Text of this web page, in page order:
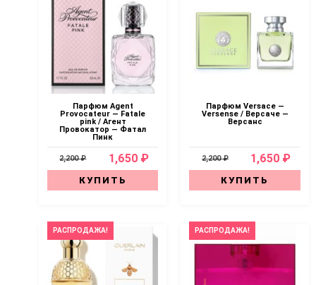
Парфюм Agent
Provocateur — Fatale
pink / Агент
Провокатор — Фатал
Пинк
2,200 ₽ 1,650 ₽
КУПИТЬ
Парфюм Versace —
Versense / Версаче —
Версанс
2,200 ₽ 1,650 ₽
КУПИТЬ
РАСПРОДАЖА! РАСПРОДАЖА!